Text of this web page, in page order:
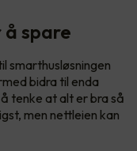
spare
smarthusløsningen
bidra til enda
tenke at alt er bra så
men nettleien kan